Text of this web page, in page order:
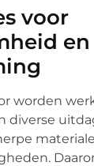
voor
en
worden
diverse